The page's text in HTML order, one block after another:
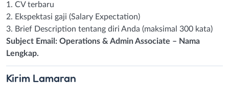
1. CV terbaru
2. Ekspektasi gaji (Salary Expectation)
3. Brief Description tentang diri Anda (maksimal 300 kata)
Subject Email: Operations & Admin Associate – Nama
Lengkap.
Kirim Lamaran